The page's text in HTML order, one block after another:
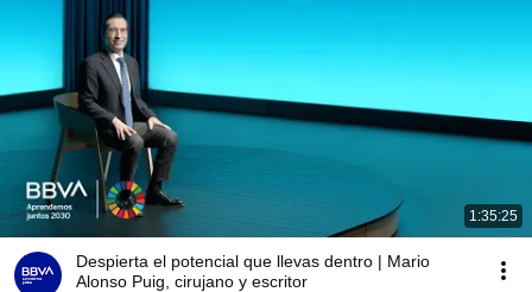
1:35:25
Despierta el potencial que llevas dentro | Mario
Alonso Puig, cirujano y escritor